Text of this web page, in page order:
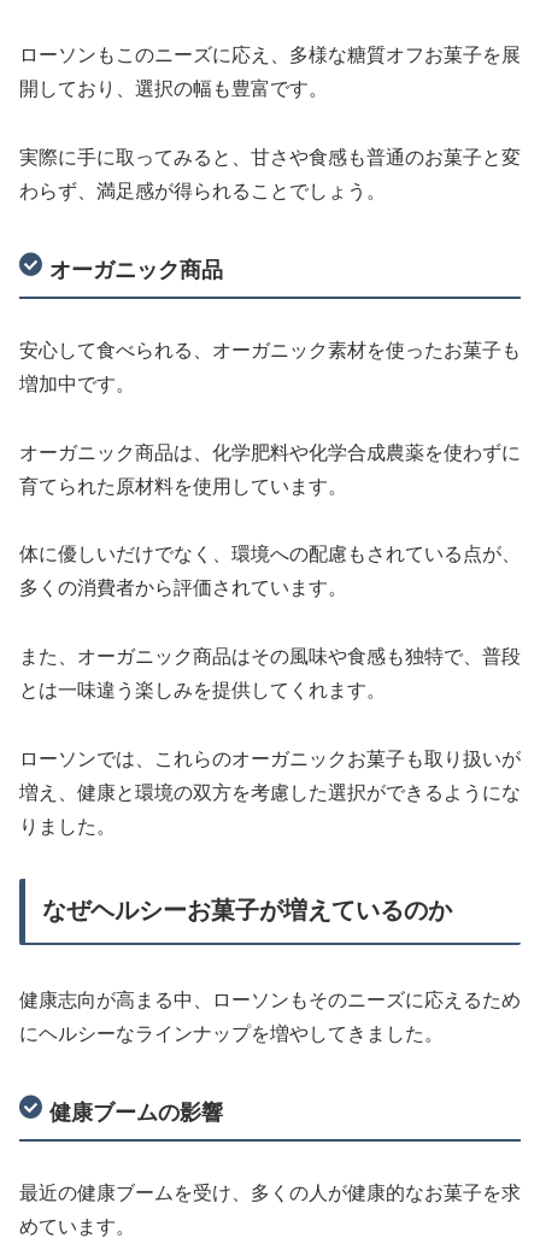
ローソンもこのニーズに応え、多様な糖質オフお菓子を展
開しており、選択の幅も豊富です。
実際に手に取ってみると、甘さや食感も普通のお菓子と変
わらず、満足感が得られることでしょう。
オーガニック商品
安心して食べられる、オーガニック素材を使ったお菓子も
増加中です。
オーガニック商品は、化学肥料や化学合成農薬を使わずに
育てられた原材料を使用しています。
体に優しいだけでなく、環境への配慮もされている点が、
多くの消費者から評価されています。
また、オーガニック商品はその風味や食感も独特で、普段
とは一味違う楽しみを提供してくれます。
ローソンでは、これらのオーガニックお菓子も取り扱いが
増え、健康と環境の双方を考慮した選択ができるようにな
りました。
なぜヘルシーお菓子が増えているのか
健康志向が高まる中、ローソンもそのニーズに応えるため
にヘルシーなラインナップを増やしてきました。
健康ブームの影響
最近の健康ブームを受け、多くの人が健康的なお菓子を求
めています。